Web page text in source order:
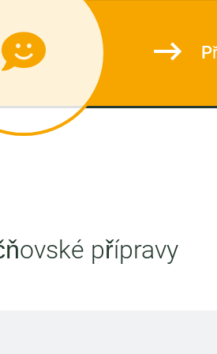
přípravy